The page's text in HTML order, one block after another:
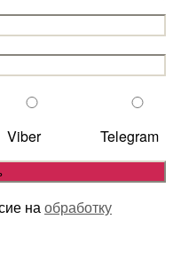
Viber Telegram
наобработку